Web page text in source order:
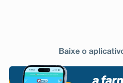
Baixe o